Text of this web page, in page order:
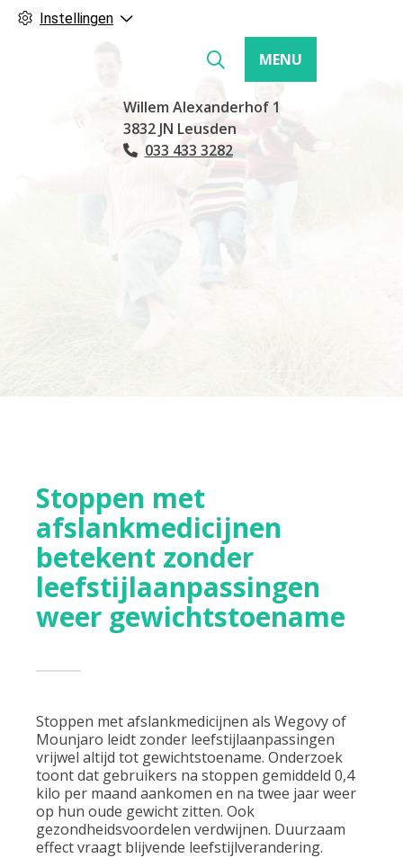
Instellingen
Hoofdmenu
MENU
Willem Alexanderhof 1
3832 JN Leusden
Tel:
033 433 3282
Stoppen met
afslankmedicijnen
betekent zonder
leefstijlaanpassingen
weer gewichtstoename
Stoppen met afslankmedicijnen als Wegovy of
Mounjaro leidt zonder leefstijlaanpassingen
vrijwel altijd tot gewichtstoename. Onderzoek
toont dat gebruikers na stoppen gemiddeld 0,4
kilo per maand aankomen en na twee jaar weer
op hun oude gewicht zitten. Ook
gezondheidsvoordelen verdwijnen. Duurzaam
effect vraagt blijvende leefstijlverandering.